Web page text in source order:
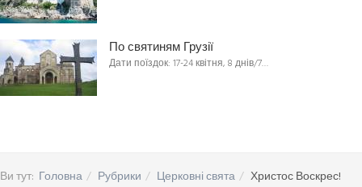
По святиням Грузії
Дати поїздок: 17-24 квітня, 8 днів/7…
Ви тут: Головна Рубрики Церковні свята Христос Воскрес!